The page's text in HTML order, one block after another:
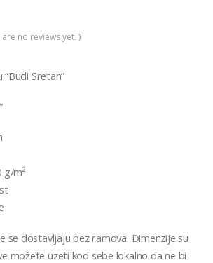
€32,00
are no reviews yet. )
Sretan”
g/m²
se dostavljaju bez ramova. Dimenzije su
možete uzeti kod sebe lokalno da ne bi